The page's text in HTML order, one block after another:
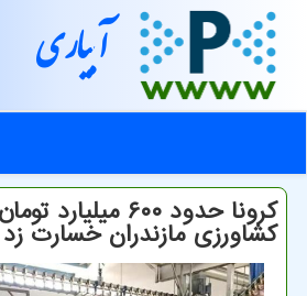
آبیاری
كرونا حدود ۶۰۰
كشاورزی مازندران خسارت زد